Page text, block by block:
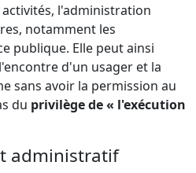
l'administration
notamment les
publique. Elle peut ainsi
d'un usager et la
sans avoir la permission au
du privilège de « l'exécution
administratif